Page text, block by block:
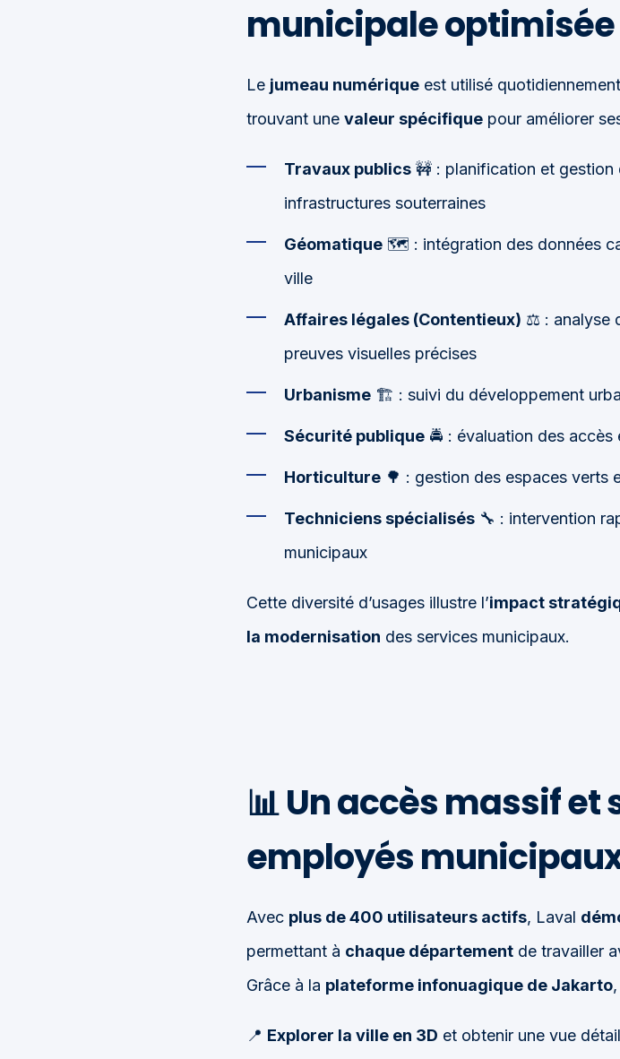
municipale optimisée
Le jumeau numériqueest utilisé
trouvant une valeur spécifiquepour améliorer
Travaux publics🚧 : planification et gestion
infrastructures souterraines
Géomatique🗺️ : intégration des données
ville
Affaires légales (Contentieux) ⚖️ : analyse
preuves visuelles précises
Urbanisme🏗️ : suivi du développement
Sécurité publique🚔 : évaluation des accès
Horticulture🌳 : gestion des espaces verts
Techniciens spécialisés🔧 : intervention
municipaux
Cette diversité d’usages illustre l’impact
la modernisation des services municipaux.
📊Un accès massif et
employés
Avec plus de 400 utilisateurs actifs, Laval
permettant à chaque départementde travailler
Grâce à la plateforme infonuagique de Jakarto,
📍 Explorer la ville en 3D et obtenir une vue